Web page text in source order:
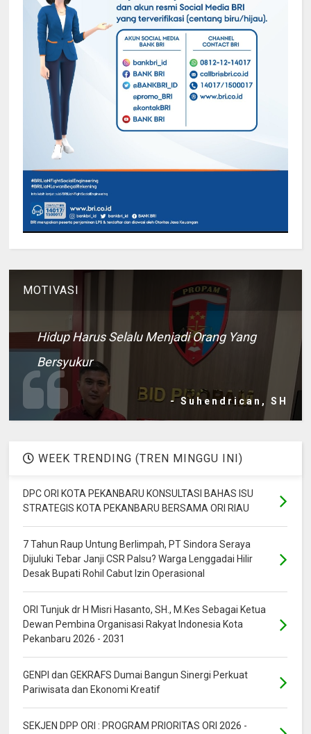
MOTIVASI
Hidup Harus Selalu Menjadi Orang Yang
Bersyukur
- Suhendrican, SH
WEEK TRENDING (TREN MINGGU INI)
DPC ORI KOTA PEKANBARU KONSULTASI BAHAS ISU
STRATEGIS KOTA PEKANBARU BERSAMA ORI RIAU
7 Tahun Raup Untung Berlimpah, PT Sindora Seraya
Dijuluki Tebar Janji CSR Palsu? Warga Lenggadai Hilir
Desak Bupati Rohil Cabut Izin Operasional
ORI Tunjuk dr H Misri Hasanto, SH., M.Kes Sebagai Ketua
Dewan Pembina Organisasi Rakyat Indonesia Kota
Pekanbaru 2026 - 2031
GENPI dan GEKRAFS Dumai Bangun Sinergi Perkuat
Pariwisata dan Ekonomi Kreatif
SEKJEN DPP ORI : PROGRAM PRIORITAS ORI 2026 -